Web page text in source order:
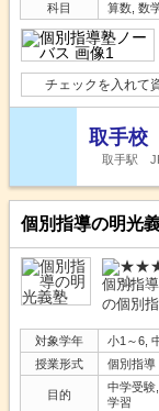
科目
算数, 数
チェックを入れて
取手校
取手駅
個別指導の明光
個別指
の個別
対象学年
小1～6,
授業形式
個別指導
目的
中学受験
学習